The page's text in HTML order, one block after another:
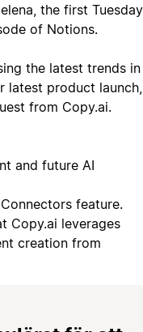
the first Tuesday
of Notions.
the latest trends in
latest product launch,
from Copy.ai.
and future AI
feature.
Copy.ai leverages
creation from